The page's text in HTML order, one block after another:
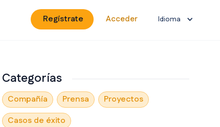
Regístrate Acceder Idioma
Categorías
Compañía Prensa
Proyectos
Casos de éxito